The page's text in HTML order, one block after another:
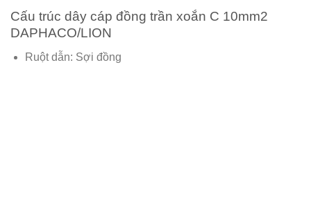
Cấu trúc dây cáp đồng trần xoắn C 10mm2
DAPHACO/LION
Ruột dẫn: Sợi đồng